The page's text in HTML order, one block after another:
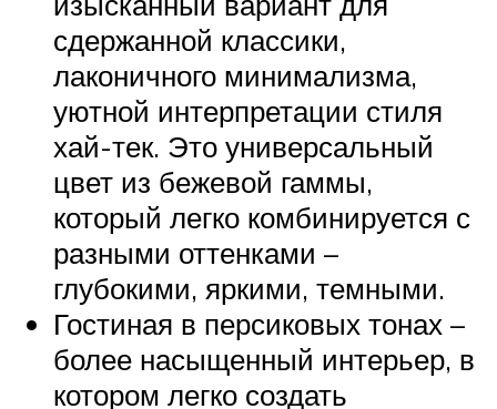
сдержанной классики,
лаконичного минимализма,
уютной интерпретации стиля
хай-тек. Это универсальный
цвет из бежевой гаммы,
который легко комбинируется с
разными оттенками –
глубокими, яркими, темными.
Гостиная в персиковых тонах –
более насыщенный интерьер, в
котором легко создать